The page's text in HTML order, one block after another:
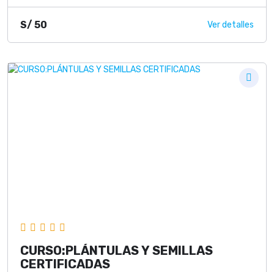
S/ 50 Ver detalles
CURSO:PLÁNTULAS Y SEMILLAS
CERTIFICADAS